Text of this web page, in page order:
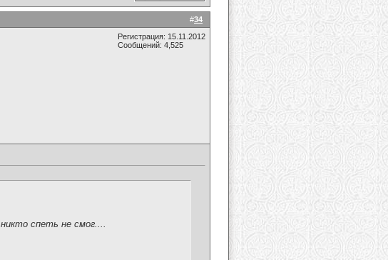
#34
Регистрация: 15.11.2012
Сообщений: 4,525
спеть не смог....